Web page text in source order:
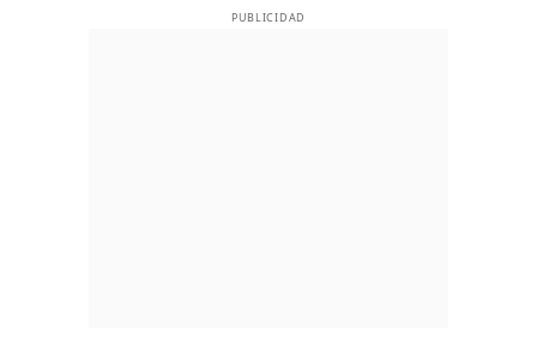
PUBLICIDAD